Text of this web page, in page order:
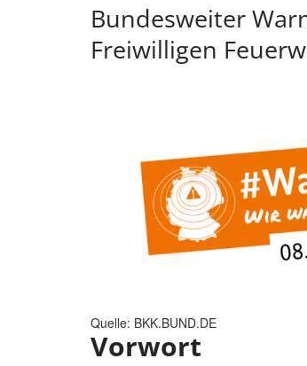
Bundesweiter
Freiwilligen
Quelle: BKK.BUND.DE
Vorwort